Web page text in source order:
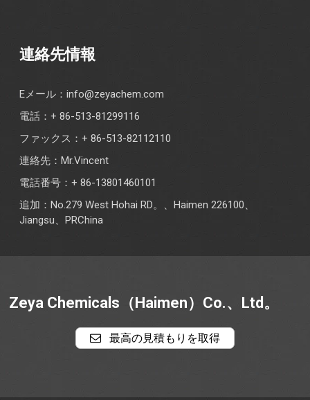
連絡先情報
Eメール：info@zeyachem.com
電話：+ 86-513-81299116
ファックス：+ 86-513-82112110
連絡先：Mr.Vincent
電話番号：+ 86-13801460101
追加：No.279 West Hohai RD。、Haimen 226100、
Jiangsu、PRChina
Zeya Chemicals（Haimen）Co.、Ltd。
最高の見積もりを取得